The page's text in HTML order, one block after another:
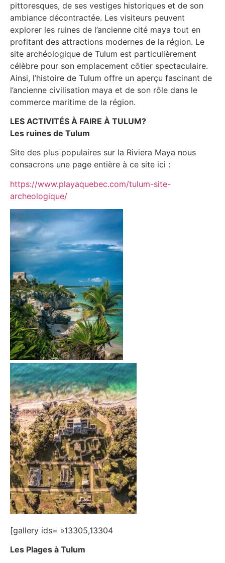
pittoresques, de ses vestiges historiques et de son
ambiance décontractée. Les visiteurs peuvent
explorer les ruines de l’ancienne cité maya tout en
profitant des attractions modernes de la région. Le
site archéologique de Tulum est particulièrement
célèbre pour son emplacement côtier spectaculaire.
Ainsi, l’histoire de Tulum offre un aperçu fascinant de
l’ancienne civilisation maya et de son rôle dans le
commerce maritime de la région.
LES ACTIVITÉS À FAIRE À TULUM?
Les ruines de Tulum
Site des plus populaires sur la Riviera Maya nous
consacrons une page entière à ce site ici :
https://www.playaquebec.com/tulum-site-
archeologique/
[gallery ids= »13305,13304
Les Plages à Tulum